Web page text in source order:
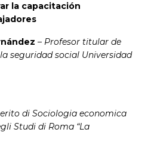
la capacitación
– Profesor titular de
seguridad social Universidad
di Sociologia economica
Studi di Roma “La